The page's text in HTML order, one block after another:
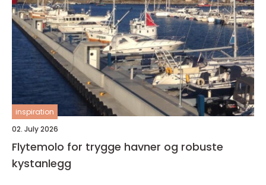
inspiration
02. July 2026
Flytemolo for trygge havner og robuste
kystanlegg